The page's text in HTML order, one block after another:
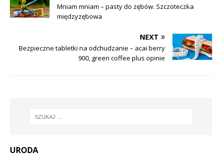
Mniam mniam – pasty do zębów. Szczoteczka
międzyzębowa
NEXT
Bezpieczne tabletki na odchudzanie – acai berry
900, green coffee plus opinie
URODA